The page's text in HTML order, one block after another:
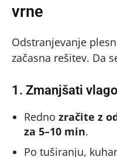
vrne
Odstranjevanje
začasna rešitev. Da
1. Zmanjšati
Redno zračite z
za 5–10 min.
Po tuširanju,